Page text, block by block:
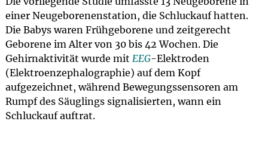
einer Neugeborenenstation, die Schluckauf hatten.
Die Babys waren Frühgeborene und zeitgerecht
Geborene im Alter von 30 bis 42 Wochen. Die
Gehirnaktivität wurde mit EEG-Elektroden
(Elektroenzephalographie) auf dem Kopf
aufgezeichnet, während Bewegungssensoren am
Rumpf des Säuglings signalisierten, wann ein
Schluckauf auftrat.